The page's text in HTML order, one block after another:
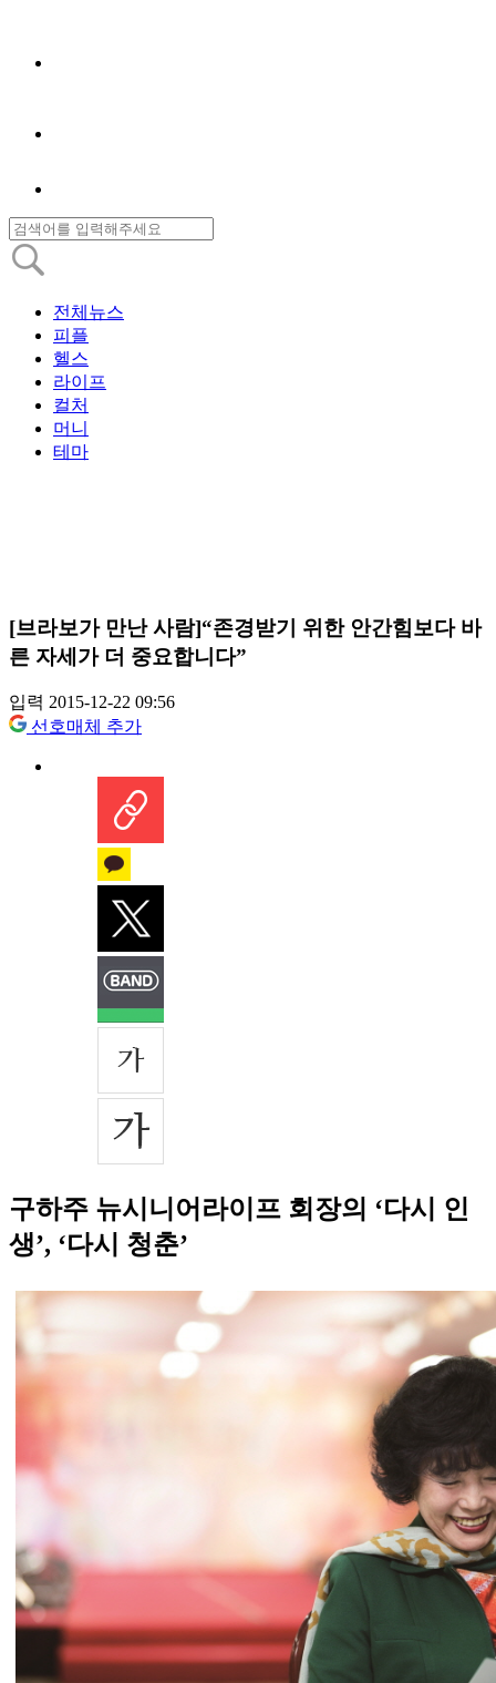
전체뉴스
피플
헬스
라이프
컬처
머니
테마
[브라보가 만난 사람]“존경받기 위한 안간힘보다 바
른 자세가 더 중요합니다”
입력 2015-12-22 09:56
선호매체 추가
구하주 뉴시니어라이프 회장의 ‘다시 인
생’, ‘다시 청춘’